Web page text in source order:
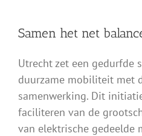
Samen het net
Utrecht zet een gedurfde
duurzame mobiliteit met
samenwerking. Dit
faciliteren van de
van elektrische